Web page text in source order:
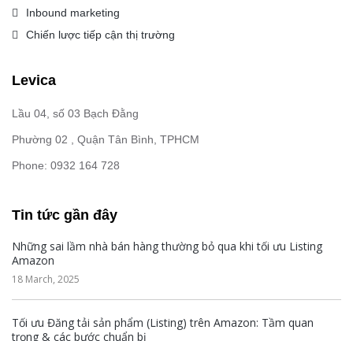
Inbound marketing
Chiến lược tiếp cận thị trường
Levica
Lầu 04, số 03 Bạch Đằng
Phường 02 , Quận Tân Bình, TPHCM
Phone: 0932 164 728
Tin tức gần đây
Những sai lầm nhà bán hàng thường bỏ qua khi tối ưu Listing
Amazon
18 March, 2025
Tối ưu Đăng tải sản phẩm (Listing) trên Amazon: Tầm quan
trọng & các bước chuẩn bị